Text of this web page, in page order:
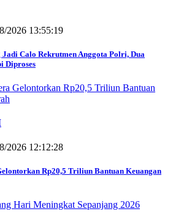
2026 13:55:19
Calo Rekrutmen Anggota Polri, Dua
Diproses
2026 12:12:28
Rp20,5 Triliun Bantuan Keuangan